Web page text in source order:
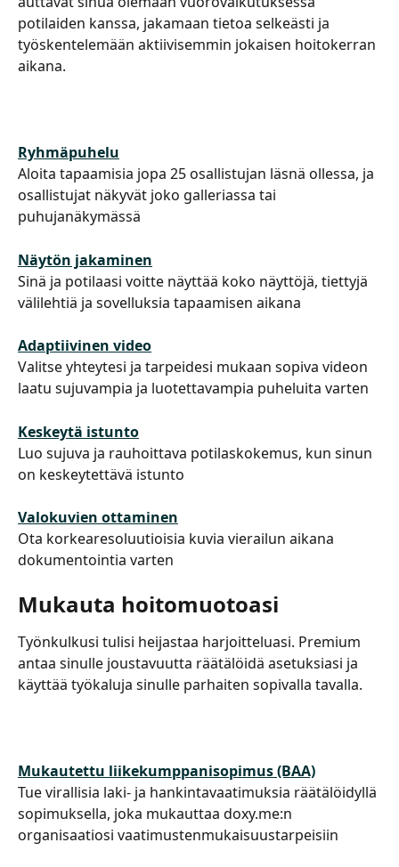
potilaiden kanssa, jakamaan tietoa selkeästi ja
työskentelemään aktiivisemmin jokaisen hoitokerran
aikana.
Ryhmäpuhelu
Aloita tapaamisia jopa 25 osallistujan läsnä ollessa, ja
osallistujat näkyvät joko galleriassa tai
puhujanäkymässä
Näytön jakaminen
Sinä ja potilaasi voitte näyttää koko näyttöjä, tiettyjä
välilehtiä ja sovelluksia tapaamisen aikana
Adaptiivinen video
Valitse yhteytesi ja tarpeidesi mukaan sopiva videon
laatu sujuvampia ja luotettavampia puheluita varten
Keskeytä istunto
Luo sujuva ja rauhoittava potilaskokemus, kun sinun
on keskeytettävä istunto
Valokuvien ottaminen
Ota korkearesoluutioisia kuvia vierailun aikana
dokumentointia varten
Mukauta hoitomuotoasi
Työnkulkusi tulisi heijastaa harjoitteluasi. Premium
antaa sinulle joustavuutta räätälöidä asetuksiasi ja
käyttää työkaluja sinulle parhaiten sopivalla tavalla.
Mukautettu liikekumppanisopimus (BAA)
Tue virallisia laki- ja hankintavaatimuksia räätälöidyllä
sopimuksella, joka mukauttaa doxy.me:n
organisaatiosi vaatimustenmukaisuustarpeisiin